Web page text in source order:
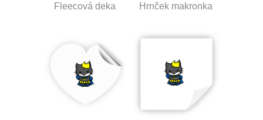
Fleecová deka Hrnček makronka